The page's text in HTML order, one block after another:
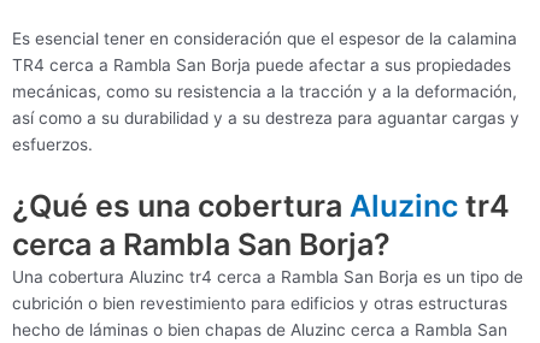
Es esencial tener en consideración que el espesor de la calamina
TR4 cerca a Rambla San Borja puede afectar a sus propiedades
mecánicas, como su resistencia a la tracción y a la deformación,
así como a su durabilidad y a su destreza para aguantar cargas y
esfuerzos.
¿Qué es una cobertura Aluzinc tr4
cerca a Rambla San Borja?
Una cobertura Aluzinc tr4 cerca a Rambla San Borja es un tipo de
cubrición o bien revestimiento para edificios y otras estructuras
hecho de láminas o bien chapas de Aluzinc cerca a Rambla San